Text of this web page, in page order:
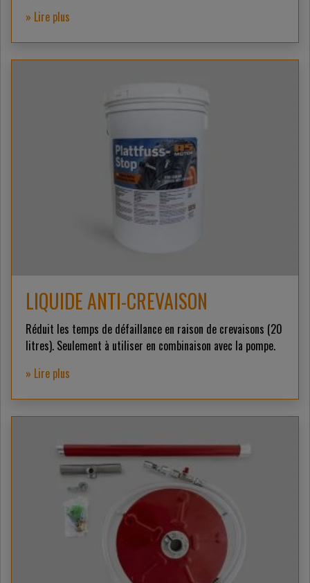
» Lire plus
LIQUIDE ANTI-CREVAISON
Réduit les temps de défaillance en raison de crevaisons (20
litres). Seulement à utiliser en combinaison avec la pompe.
» Lire plus